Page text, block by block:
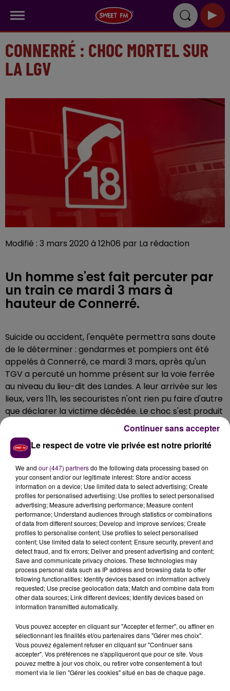
CONNERRÉ : CHOC MORTEL SUR
LA LGV
Modifié : 3 mars 2020 à 12h06 par La rédaction
Un homme s'est fait percuter par
un train ce mardi 3 mars à
hauteur de Connerré.
Suicide ou accident, l'enquête permettra sans doute
de le déterminer : gendarmes et pompiers ont été
appelés à Connerré, ce mardi 3 mars, après qu'un
TGV a percuté un homme présent sur la voie ferrée
au niveau du lieu-dit des Landes. A leur arrivée sur les
lieux, vers 11h, les secouristes n'ont rien pu faire d'autre
que déclarer la victime décédée. Le choc s'est produit
sur la ligne à grande vitesse Paris - Bretagne.
À LA UNE
31 juillet 2026
Gagnez vos entrées à Terra Botanica !
11 juillet 2026
Inscrivez-vous au casting The Voice & The Voice
Kids !
Le respect de votre vie privée est notre priorité
We and our (447) partnersdo the following data processing based on
your consent and/or our legitimate interest: Store and/or access
information on a device; Use limited data to select advertising; Create
profiles for personalised advertising; Use profiles to select personalised
advertising; Measure advertising performance; Measure content
performance; Understand audiences through statistics or combinations
of data from different sources; Develop and improve services; Create
profiles to personalise content; Use profiles to select personalised
content; Use limited data to select content; Ensure security, prevent and
detect fraud, and fix errors; Deliver and present advertising and content;
Save and communicate privacy choices. These technologies may
process personal data such as IP address and browsing data to offer
following functionalities: Identify devices based on information actively
requested; Use precise geolocation data; Match and combine data from
other data sources; Link different devices; Identify devices based on
information transmitted automatically.
Vous pouvez accepter en cliquant sur "Accepter et fermer", ou affiner en
sélectionnant les finalités et/ou partenaires dans "Gérer mes choix".
Vous pouvez également refuser en cliquant sur "Continuer sans
accepter". Vos préférences ne s'appliqueront que pour ce site. Vous
pouvez mettre à jour vos choix, ou retirer votre consentement à tout
moment via le lien "Gérer les cookies" situé en bas de chaque page.
Continuer sans accepter